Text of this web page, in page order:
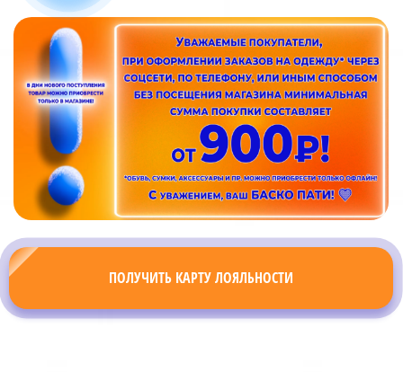
ПОЛУЧИТЬ КАРТУ ЛОЯЛЬНОСТИ